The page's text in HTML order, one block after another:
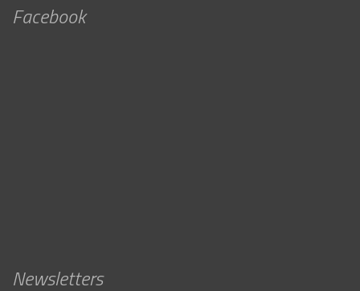
Facebook
Newsletters